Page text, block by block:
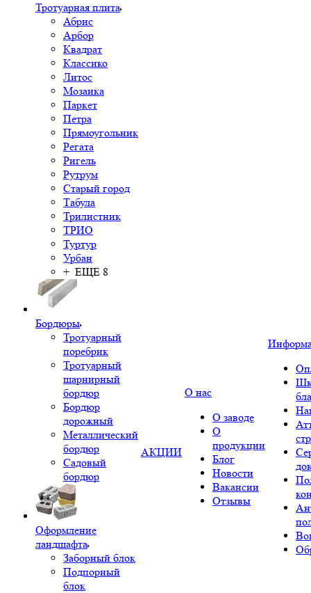
Тротуарная плита
Абрис
Арбор
Квадрат
Классико
Литос
Мозаика
Паркет
Петра
Прямоугольник
Регата
Ригель
Рутрум
Старый город
Табула
Трилистник
ТРИО
Туртур
Урбан
+ ЕЩЕ 8
Бордюры
Тротуарный
поребрик
Тротуарный
шарнирный
бордюр
Бордюр
дорожный
Металлический
бордюр
Садовый
бордюр
Оформление
ландшафта
Заборный блок
Подпорный
блок
АКЦИИ
О нас
О заводе
О
продукции
Блог
Новости
Вакансии
Отзывы